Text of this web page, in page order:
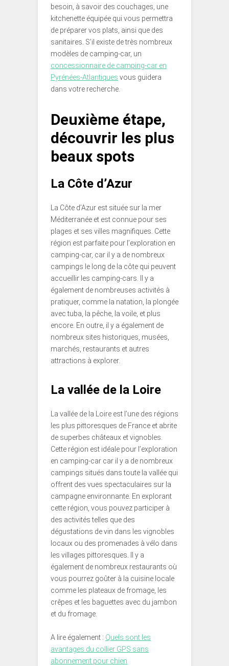
besoin, à savoir des couchages, une
kitchenette équipée qui vous permettra
de préparer vos plats, ainsi que des
sanitaires. S’il existe de très nombreux
modèles de camping-car, un
concessionnaire de camping-car en
Pyrénées-Atlantiques vous guidera
dans votre recherche.
Deuxième étape,
découvrir les plus
beaux spots
La Côte d’Azur
La Côte d’Azur est située sur la mer
Méditerranée et est connue pour ses
plages et ses villes magnifiques. Cette
région est parfaite pour l’exploration en
camping-car, car il y a de nombreux
campings le long de la côte qui peuvent
accueillir les camping-cars. Il y a
également de nombreuses activités à
pratiquer, comme la natation, la plongée
avec tuba, la pêche, la voile, et plus
encore. En outre, il y a également de
nombreux sites historiques, musées,
marchés, restaurants et autres
attractions à explorer.
La vallée de la Loire
La vallée de la Loire est l’une des régions
les plus pittoresques de France et abrite
de superbes châteaux et vignobles.
Cette région est idéale pour l’exploration
en camping-car car il y a de nombreux
campings situés dans toute la vallée qui
offrent des vues spectaculaires sur la
campagne environnante. En explorant
cette région, vous pouvez participer à
des activités telles que des
dégustations de vin dans les vignobles
locaux ou des promenades à vélo dans
les villages pittoresques. Il y a
également de nombreux restaurants où
vous pourrez goûter à la cuisine locale
comme les plateaux de fromage, les
crêpes et les baguettes avec du jambon
et du fromage.
A lire également : Quels sont les
avantages du collier GPS sans
abonnement pour chien